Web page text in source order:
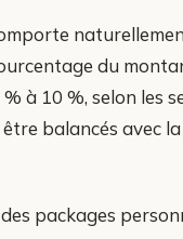
du
à 10 %, selon les
balancés avec
packages